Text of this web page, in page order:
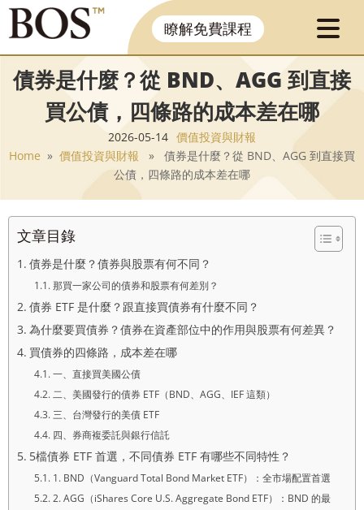
瞭解免費課程
債券是什麼？從 BND、AGG 到直接
買公債，四條路的成本差在哪
2026-05-14 價值投資與財報
Home » 價值投資與財報 » 債券是什麼？從 BND、AGG 到直接買
公債，四條路的成本差在哪
文章目錄
債券是什麼？債券與股票有何不同？
那買一家公司的債券和股票有何差別？
債券 ETF 是什麼？跟直接買債券有什麼不同？
為什麼要買債券？債券在資產部位中的作用與股票有何差異？
買債券的四條路，成本差在哪
一、直接買美國公債
二、美國發行的債券 ETF（BND、AGG、IEF 這類）
三、台灣發行的美債 ETF
四、券商複委託與銀行信託
5檔債券 ETF 首選，不同債券 ETF 有哪些不同特性？
1. BND（Vanguard Total Bond Market ETF）：全市場配置首選
2. AGG（iShares Core U.S. Aggregate Bond ETF）：BND 的最